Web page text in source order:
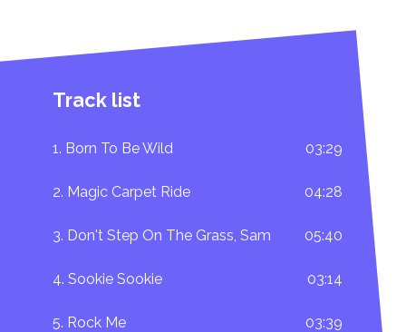
Track list
1. Born To Be Wild 03:29
2. Magic Carpet Ride 04:28
3. Don't Step On The Grass, Sam 05:40
4. Sookie Sookie 03:14
5. Rock Me 03:39